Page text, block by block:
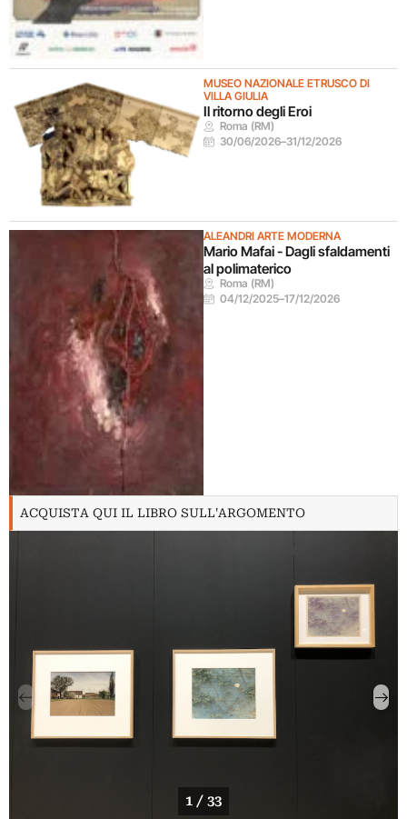
MUSEO NAZIONALE ETRUSCO DI
VILLA GIULIA
Il ritorno degli Eroi
Roma (RM)
30/06/2026–31/12/2026
ALEANDRI ARTE MODERNA
Mario Mafai - Dagli sfaldamenti
al polimaterico
Roma (RM)
04/12/2025–17/12/2026
ACQUISTA QUI IL LIBRO SULL'ARGOMENTO
1 / 33